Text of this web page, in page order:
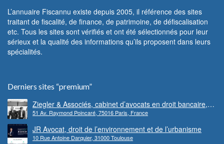
L’annuaire Fiscannu existe depuis 2005, il référence des sites
traitant de fiscalité, de finance, de patrimoine, de défiscalisation
etc. Tous les sites sont vérifiés et ont été sélectionnés pour leur
sérieux et la qualité des informations qu’ils proposent dans leurs
spécialités.
Derniers sites “premium”
Ziegler & Associés, cabinet d’avocats en droit bancaire,
cryptomonnaie et escroqueries financières
51 Av. Raymond Poincaré, 75016 Paris, France
JR Avocat, droit de l’environnement et de l’urbanisme
10 Rue Antoine Darquier, 31000 Toulouse